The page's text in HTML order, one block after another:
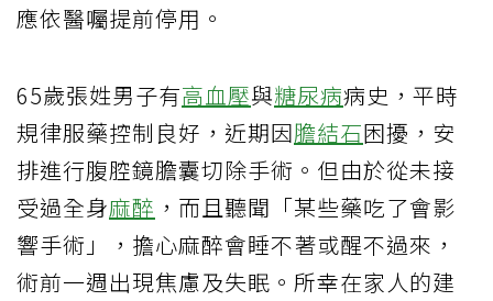
應依醫囑提前停用。
65歲張姓男子有高血壓與糖尿病病史，平時
規律服藥控制良好，近期因膽結石困擾，安
排進行腹腔鏡膽囊切除手術。但由於從未接
受過全身麻醉 ，而且聽聞「某些藥吃了會影
響手術」，擔心麻醉會睡不著或醒不過來，
術前一週出現焦慮及失眠。所幸在家人的建